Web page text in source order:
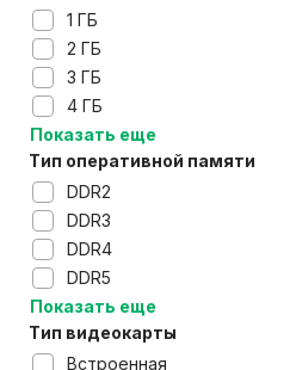
1 ГБ
2 ГБ
3 ГБ
4 ГБ
Показать еще
Тип оперативной памяти
DDR2
DDR3
DDR4
DDR5
Показать еще
Тип видеокарты
Встроенная